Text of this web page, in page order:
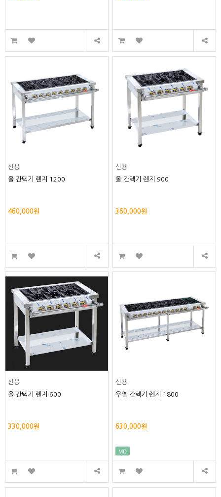
신용
올 간텍기 렌지 1200
460,000원
신용
올 간텍기 렌지 900
360,000원
신용
올 간텍기 렌지 600
330,000원
신용
우열 간텍기 렌지 1800
630,000원
MD